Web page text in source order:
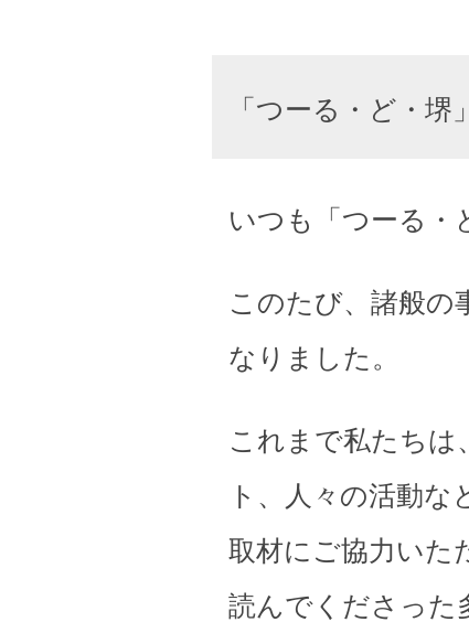
「つーる・ど・
いつも「つーる・
このたび、諸般の
なりました。
これまで私たちは
ト、人々の活動
取材にご協力いた
読んでくださった